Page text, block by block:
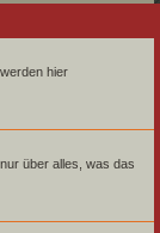
hier
über alles, was das